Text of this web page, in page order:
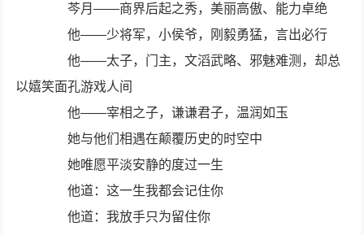
芩月——商界后起之秀，美丽高傲、能力卓绝
他——少将军，小侯爷，刚毅勇猛，言出必行
他——太子，门主，文滔武略、邪魅难测，却总
以嬉笑面孔游戏人间
他——宰相之子，谦谦君子，温润如玉
她与他们相遇在颠覆历史的时空中
她唯愿平淡安静的度过一生
他道：这一生我都会记住你
他道：我放手只为留住你